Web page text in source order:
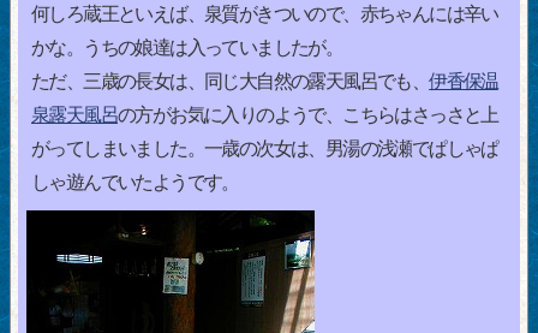
何しろ蔵王といえば、泉質がきついので、赤ちゃんには辛い
かな。うちの娘達は入っていましたが。
ただ、三歳の長女は、同じ大自然の露天風呂でも、伊香保温
泉露天風呂の方がお気に入りのようで、こちらはさっさと上
がってしまいました。一歳の次女は、男湯の浅瀬でぱしゃぱ
しゃ遊んでいたようです。